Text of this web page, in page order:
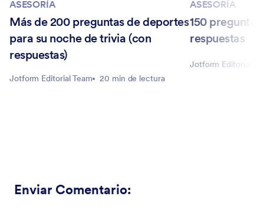
ASESORÍA
Más de 200 preguntas de deportes
para su noche de trivia (con
respuestas)
Jotform Editorial Team 20 min de lectura
ASESORÍA
150
respuestas
Jotform Editorial
Enviar Comentario: